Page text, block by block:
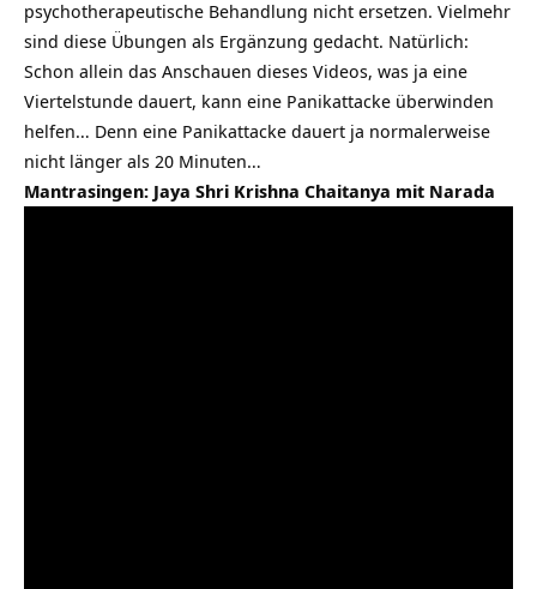
psychotherapeutische Behandlung nicht ersetzen. Vielmehr
sind diese Übungen als Ergänzung gedacht. Natürlich:
Schon allein das Anschauen dieses Videos, was ja eine
Viertelstunde dauert, kann eine Panikattacke überwinden
helfen… Denn eine Panikattacke dauert ja normalerweise
nicht länger als 20 Minuten…
Mantrasingen: Jaya Shri Krishna Chaitanya mit Narada